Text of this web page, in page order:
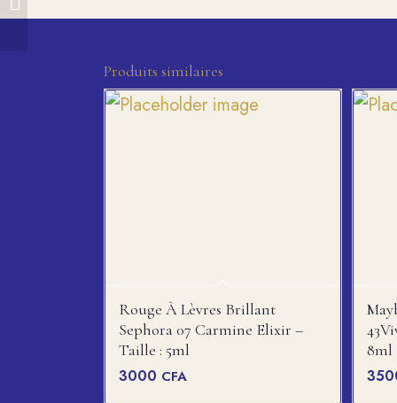
Produits similaires
Rouge À Lèvres Brillant
Sephora 07 Carmine Elixir –
Taille : 5ml
3000 CFA
8ml